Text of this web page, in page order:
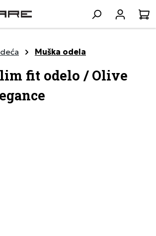
Muška odela
fit odelo / Olive